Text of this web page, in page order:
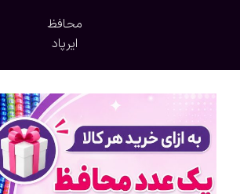
محافظ
ایرپاد